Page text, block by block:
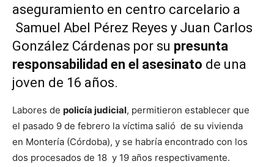
aseguramiento en centro carcelario a
Samuel Abel Pérez Reyes y Juan Carlos
González Cárdenas por su presunta
responsabilidad en el asesinato de una
joven de 16 años.
Labores de policía judicial, permitieron establecer que
el pasado 9 de febrero la víctima salió de su vivienda
en Montería (Córdoba), y se habría encontrado con los
dos procesados de 18 y 19 años respectivamente.